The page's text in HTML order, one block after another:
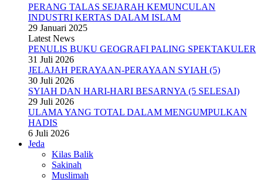
PERANG TALAS SEJARAH KEMUNCULAN
INDUSTRI KERTAS DALAM ISLAM
29 Januari 2025
Latest News
PENULIS BUKU GEOGRAFI PALING SPEKTAKULER
31 Juli 2026
JELAJAH PERAYAAN-PERAYAAN SYIAH (5)
30 Juli 2026
SYIAH DAN HARI-HARI BESARNYA (5 SELESAI)
29 Juli 2026
ULAMA YANG TOTAL DALAM MENGUMPULKAN
HADIS
6 Juli 2026
Jeda
Kilas Balik
Sakinah
Muslimah